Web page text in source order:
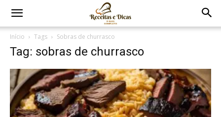
Início Tags Sobras de churrasco
Tag: sobras de churrasco